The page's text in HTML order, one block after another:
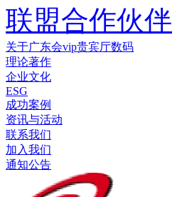
联盟合作伙伴
关于广东会vip贵宾厅数码
理论著作
企业文化
ESG
成功案例
资讯与活动
联系我们
加入我们
通知公告